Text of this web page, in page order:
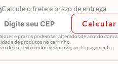
Calcule o frete e prazo de entrega
Calcular
e prazos podem ser alterados de acordo com a
de produtos no carrinho.
de entrega conforme aprovação do pagamento.